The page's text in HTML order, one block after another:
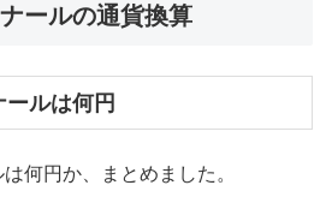
ールの通貨換算
ルは何円
何円か、まとめました。